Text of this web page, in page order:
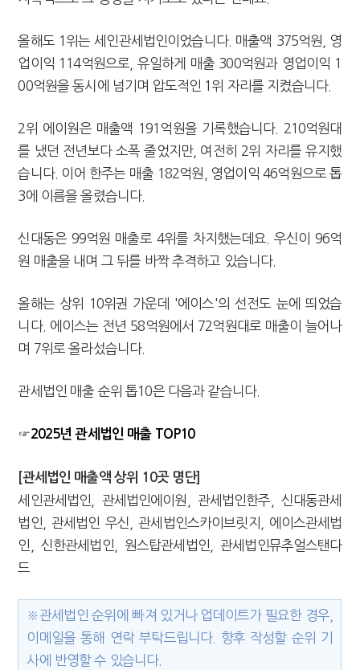
올해도 1위는 세인관세법인이었습니다. 매출액 375억원, 영
업이익 114억원으로, 유일하게 매출 300억원과 영업이익 1
00억원을 동시에 넘기며 압도적인 1위 자리를 지켰습니다.
2위 에이원은 매출액 191억원을 기록했습니다. 210억원대
를 냈던 전년보다 소폭 줄었지만, 여전히 2위 자리를 유지했
습니다. 이어 한주는 매출 182억원, 영업이익 46억원으로 톱
3에 이름을 올렸습니다.
신대동은 99억원 매출로 4위를 차지했는데요. 우신이 96억
원 매출을 내며 그 뒤를 바짝 추격하고 있습니다.
올해는 상위 10위권 가운데 '에이스'의 선전도 눈에 띄었습
니다. 에이스는 전년 58억원에서 72억원대로 매출이 늘어나
며 7위로 올라섰습니다.
관세법인 매출 순위 톱10은 다음과 같습니다.
☞2025년 관세법인 매출 TOP10
[관세법인 매출액 상위 10곳 명단]
세인관세법인, 관세법인에이원, 관세법인한주, 신대동관세
법인, 관세법인 우신, 관세법인스카이브릿지, 에이스관세법
인, 신한관세법인, 원스탑관세법인, 관세법인뮤추얼스탠다
드
※관세법인 순위에 빠져 있거나 업데이트가 필요한 경우,
이메일을 통해 연락 부탁드립니다. 향후 작성할 순위 기
사에 반영할 수 있습니다.